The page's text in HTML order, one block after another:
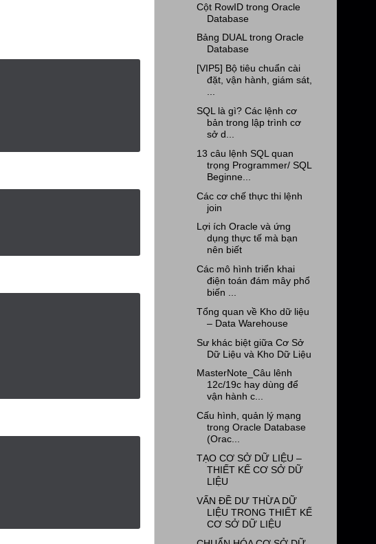
Cột RowID trong Oracle
Database
Bảng DUAL trong Oracle
Database
[VIP5] Bộ tiêu chuẩn cài
đặt, vận hành, giám sát,
SQL là gì? Các lệnh cơ
bản trong lập trình cơ
sở d...
13 câu lệnh SQL quan
trọng Programmer/ SQL
Beginne...
Các cơ chế thực thi lệnh
join
Lợi ích Oracle và ứng
dụng thực tế mà bạn
nên biết
Các mô hình triển khai
điện toán đám mây phổ
biến ...
Tổng quan về Kho dữ liệu
– Data Warehouse
Sư khác biệt giữa Cơ Sở
Dữ Liệu và Kho Dữ Liệu
MasterNote_Câu lênh
12c/19c hay dùng để
vận hành c...
Cấu hình, quản lý mạng
trong Oracle Database
(Orac...
TẠO CƠ SỞ DỮ LIỆU –
THIẾT KẾ CƠ SỞ DỮ
LIỆU
VẤN ĐỀ DƯ THỪA DỮ
LIỆU TRONG THIẾT KẾ
CƠ SỞ DỮ LIỆU